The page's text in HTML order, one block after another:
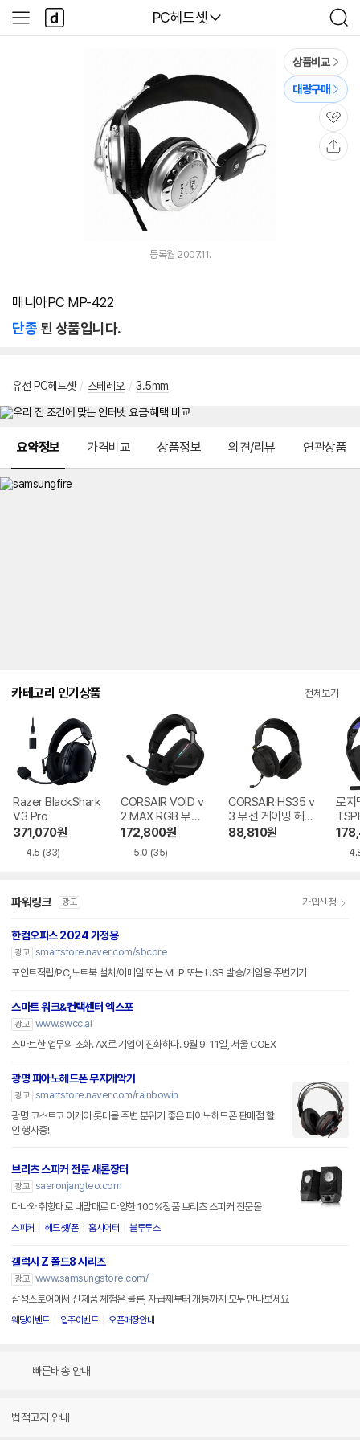
다나와
PC헤드셋
검
색
사
이
다
나
와
상품비교
대량구매
관
심
등록월 2007.11.
매니아PC MP-422
단종된 상품입니다.
유선 PC헤드셋 / 스테레오 / 3.5mm
요약정보 가격비교 상품정보 의견/리뷰 연관상품
카테고리 인기상품 전체보기
Razer BlackShark
V3 Pro
371,070원
4.5 (33)
CORSAIR VOID v
2 MAX RGB 무선
게이밍 헤드셋
172,800원
5.0 (35)
CORSAIR HS35 v
3 무선 게이밍 헤드
셋
88,810원
로지
파워링크 광고 가입신청
한컴오피스 2024 가정용
광고 smartstore.naver.com/sbcore
포인트적립/PC,노트북 설치/이메일 또는 MLP 또는 USB 발송/게임용 주변기기
스마트 워크&컨택센터 엑스포
광고 www.swcc.ai
스마트한 업무의 조화. AX로 기업이 진화하다. 9월 9-11일, 서울 COEX
광명 피아노헤드폰 무지개악기
광고 smartstore.naver.com/rainbowin
광명 코스트코 이케아 롯데몰 주변 분위기 좋은 피아노헤드폰 판매점 할
인 행사중!
브리츠 스피커 전문 새론장터
광고 saeronjangteo.com
다나와 취향대로 내맘대로 다양한 100%정품 브리츠 스피커 전문몰
스피커 헤드셋/폰 홈시어터 블루투스
갤럭시 Z 폴드8 시리즈
광고 www.samsungstore.com/
삼성스토어에서 신제품 체험은 물론, 자급제부터 개통까지 모두 만나보세요
웨딩이벤트 입주이벤트 오픈매장안내
빠른배송 안내
법적고지 안내